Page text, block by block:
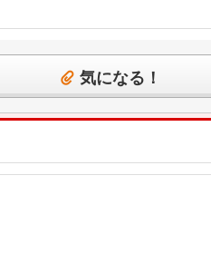
気になる！